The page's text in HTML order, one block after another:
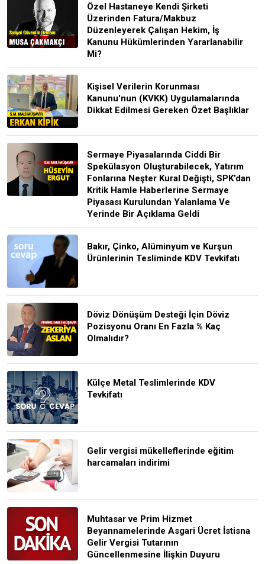
Özel Hastaneye Kendi Şirketi
Üzerinden Fatura/Makbuz
Düzenleyerek Çalışan Hekim, İş
Kanunu Hükümlerinden Yararlanabilir
Mi?
Kişisel Verilerin Korunması
Kanunu'nun (KVKK) Uygulamalarında
Dikkat Edilmesi Gereken Özet Başlıklar
Sermaye Piyasalarında Ciddi Bir
Spekülasyon Oluşturabilecek, Yatırım
Fonlarına Neşter Kural Değişti, SPK’dan
Kritik Hamle Haberlerine Sermaye
Piyasası Kurulundan Yalanlama Ve
Yerinde Bir Açıklama Geldi
Bakır, Çinko, Alüminyum ve Kurşun
Ürünlerinin Tesliminde KDV Tevkifatı
Döviz Dönüşüm Desteği İçin Döviz
Pozisyonu Oranı En Fazla % Kaç
Olmalıdır?
Külçe Metal Teslimlerinde KDV
Tevkifatı
Gelir vergisi mükelleflerinde eğitim
harcamaları indirimi
Muhtasar ve Prim Hizmet
Beyannamelerinde Asgari Ücret İstisna
Gelir Vergisi Tutarının
Güncellenmesine İlişkin Duyuru